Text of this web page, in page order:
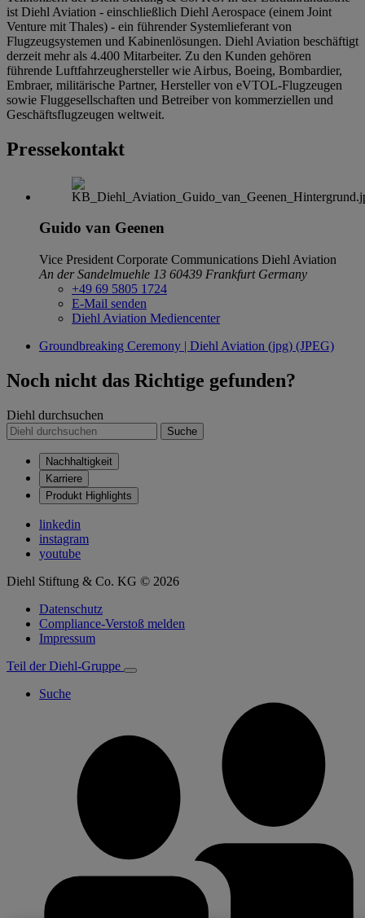
ist Diehl Aviation - einschließlich Diehl Aerospace (einem Joint
Venture mit Thales) - ein führender Systemlieferant von
Flugzeugsystemen und Kabinenlösungen. Diehl Aviation beschäftigt
derzeit mehr als 4.400 Mitarbeiter. Zu den Kunden gehören
führende Luftfahrzeughersteller wie Airbus, Boeing, Bombardier,
Embraer, militärische Partner, Hersteller von eVTOL-Flugzeugen
sowie Fluggesellschaften und Betreiber von kommerziellen und
Geschäftsflugzeugen weltweit.
Pressekontakt
Guido van Geenen
Vice President Corporate Communications Diehl Aviation
An der Sandelmuehle 13 60439 Frankfurt Germany
+49 69 5805 1724
E-Mail senden
Diehl Aviation Mediencenter
Groundbreaking Ceremony | Diehl Aviation (jpg) (JPEG)
Noch nicht das Richtige gefunden?
Diehl durchsuchen
Suche
Nachhaltigkeit
Karriere
Produkt Highlights
linkedin
instagram
youtube
Diehl Stiftung & Co. KG © 2026
Datenschutz
Compliance-Verstoß melden
Impressum
Teil der Diehl-Gruppe
Suche